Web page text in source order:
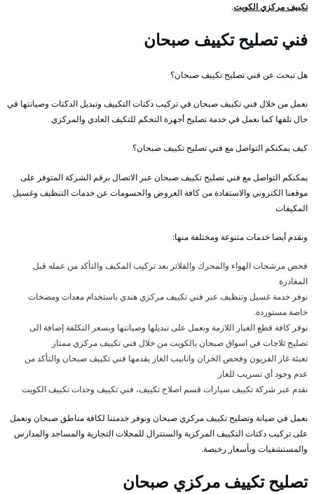
تكييف مركزي الكويت.
فني تصليح تكييف صبحان
هل تبحث عن فني تصليح تكييف صبحان؟
نعمل من خلال فني تكييف صبحان في تركيب دكتات التكييف وتبديل الدكتات وصيانتها في
حال تلفها كما نعمل في خدمة تصليح أجهزة التحكم للتكيف العادي والمركزي
كيف يمكنكم التواصل مع فني تصليح تكييف صبحان؟
يمكنكم التواصل مع فني تصليح تكييف صبحان عبر الاتصال برقم الشركة المتوفر على
موقعنا الكتروني والاستفادة من كافة العروض والحسومات عن خدمات التنظيف وغسيل
المكيفات
ونقدم أيضا خدمات متنوعة ومختلفة منها:
فحص مرشحات الهواء والمحرك والفلاتر بعد تركيب المكيف والتأكد من عمله قبل
المغادرة
نوفر خدمة غسيل وتنظيف عبر فني تكييف مركزي هندي باستخدام معدات ومضخات
خاصة مستوردة.
نوفر كافة قطع الغيار اللازمة ونعمل على تبديلها وصيانتها وبسعر التكلفة إضافة الى
تصليح ثلاجات في اسواق صبحان بالكويت من خلال فني تكييف مركزي ممتاز
تعبئة غاز الفريون وفحص الخزان وانابيب الغاز يقدمها فني تكييف صبحان والتأكد من
عدم وجود أي تسريب للغاز
نقدم عبر شركة تكييف سيارات قسم اصلاح تكييف، فني تكييف وحدات تكييف الكويت
نعمل في صيانة وتصليح تكييف مركزي صبحان ونوفر خدمتنا لكافة مناطق صبحان ونعمل
على تركيب دكتات التكييف المركزية والسنترال للمحلات التجارية والمساجد والمدارس
والمستشفيات وبأسعار رخيصة.
تصليح تكييف مركزي صبحان